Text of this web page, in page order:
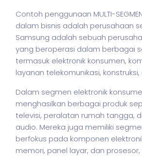
Contoh penggunaan MULTI-SEGMEN
dalam bisnis adalah perusahaan
Samsung adalah sebuah
yang beroperasi dalam berbagai
termasuk elektronik konsumen,
layanan telekomunikasi,
Dalam segmen elektronik
menghasilkan berbagai produk
televisi, peralatan rumah tangga,
audio. Mereka juga memiliki
berfokus pada komponen
memori, panel layar, dan